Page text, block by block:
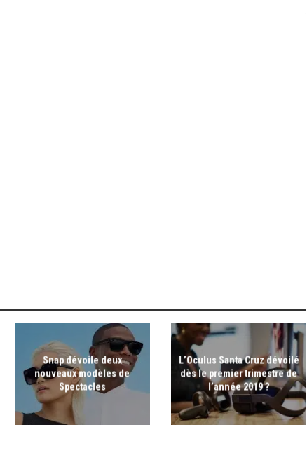
Snap dévoile deux
nouveaux modèles de
Spectacles
L’Oculus Santa Cruz dévoilé
dès le premier trimestre de
l’année 2019 ?